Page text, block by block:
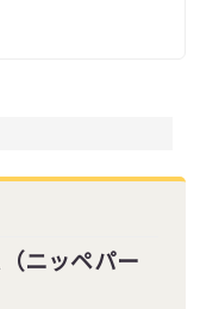
ニッペパー